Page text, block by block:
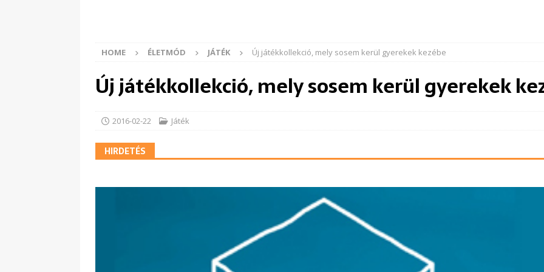
HOME ÉLETMÓD JÁTÉK Új játékkollekció, mely sosem kerül gyerekek kezébe
Új játékkollekció, mely sosem kerül gyerekek
2016-02-22 Játék
HIRDETÉS